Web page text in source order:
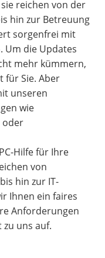
reichen von der
hin zur Betreuung
sorgenfrei mit
Um die Updates
mehr kümmern,
für Sie. Aber
unseren
wie
oder
Hilfe für Ihre
von
hin zur IT-
Ihnen ein faires
Anforderungen
zu uns auf.